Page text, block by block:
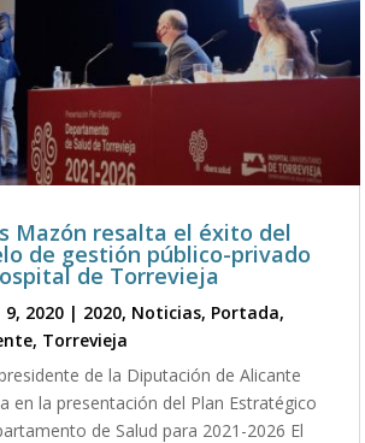
Mazón resalta el éxito del
de gestión público-privado
de Torrevieja
9, 2020| 2020, Noticias, Portada,
, Torrevieja
de la Diputación de Alicante
en la presentación del Plan Estratégico
de Salud para 2021-2026 El